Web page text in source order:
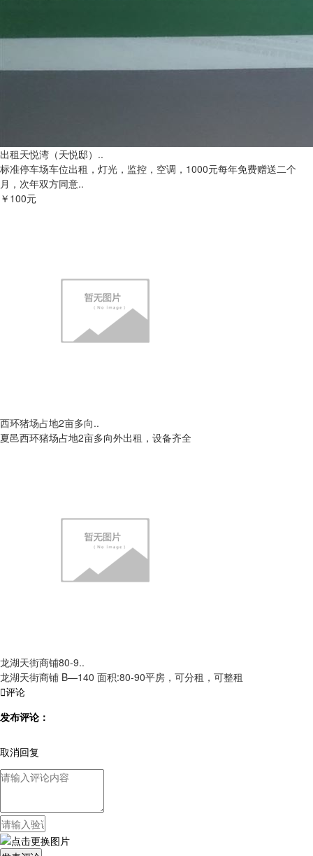
出租天悦湾（天悦邸）..
标准停车场车位出租，灯光，监控，空调，1000元每年免费赠送二个
月，次年双方同意..
￥100元
西环猪场占地2亩多向..
夏邑西环猪场占地2亩多向外出租，设备齐全
龙湖天街商铺80-9..
龙湖天街商铺 B—140 面积:80-90平房，可分租，可整租
评论
发布评论：
取消回复